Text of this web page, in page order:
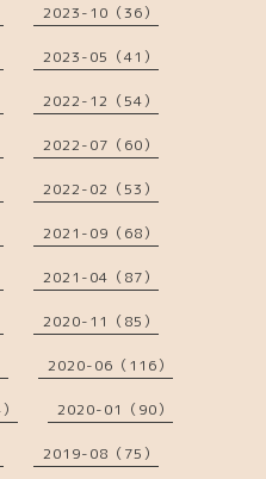
2023-10（36）
2023-05（41）
2022-12（54）
2022-07（60）
2022-02（53）
2021-09（68）
2021-04（87）
2020-11（85）
2020-06（116）
2020-01（90）
2019-08（75）